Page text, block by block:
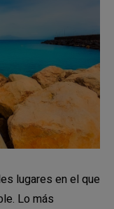
lugares en el que
Lo más